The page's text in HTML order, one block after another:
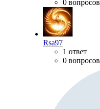
0 вопросов
Rsa97
1 ответ
0 вопросов